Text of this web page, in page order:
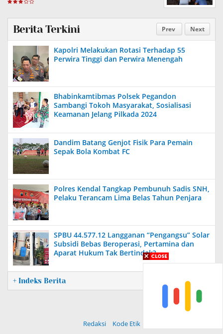
Prev Next
Berita Terkini
Kapolri Melakukan Rotasi Terhadap 55
Perwira Tinggi dan Perwira Menengah
Bhabinkamtibmas Polsek Pegandon
Sambangi Tokoh Masyarakat, Sosialisasi
Keamanan Jelang Pilkada 2024
Dandim Batang Genjot Fisik Para Pemain
Sepak Bola Kombat FC
Polres Kendal Tangkap Pembunuh Sadis SNH,
Pelaku Terancam Lima Belas Tahun Penjara
SPBU 44.577.12 Langganan “Pengangsu” Solar
Subsidi Bebas Beroperasi, Pertamina dan
Aparat Hukum Tak Bertindak?
+ Indeks Berita
Redaksi Kode Etik